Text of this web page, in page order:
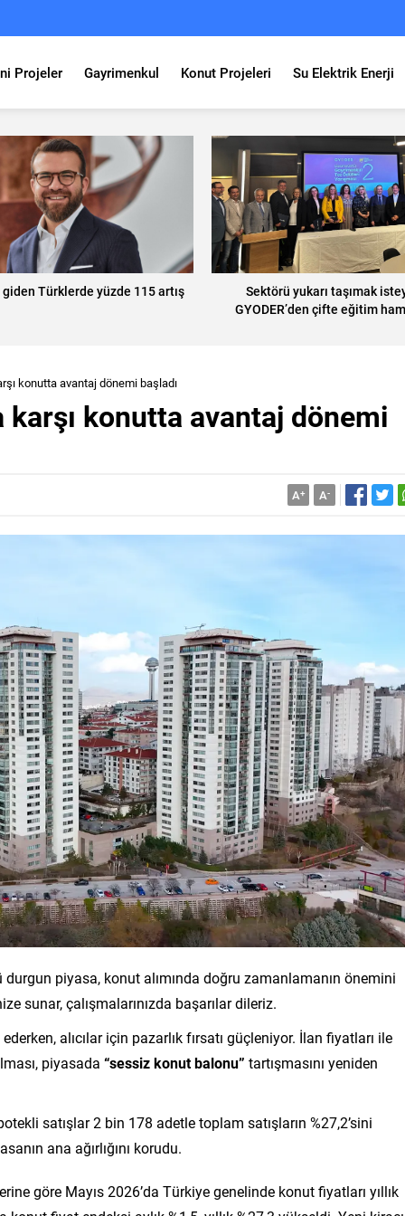
Projeler Gayrimenkul Konut Projeleri Su Elektrik Enerji
giden Türklerde yüzde 115 artış
Sektörü yukarı taşımak
GYODER’den çifte eğitim
konutta avantaj dönemi başladı
karşı konutta avantaj dönemi
A+ A-
durgun piyasa, konut alımında doğru zamanlamanın önemini
sunar, çalışmalarınızda başarılar dileriz.
alıcılar için pazarlık fırsatı güçleniyor. İlan fiyatları ile
piyasada “sessiz konut balonu” tartışmasını yeniden
satışlar 2 bin 178 adetle toplam satışların %27,2’sini
ana ağırlığını korudu.
göre Mayıs 2026’da Türkiye genelinde konut fiyatları yıllık